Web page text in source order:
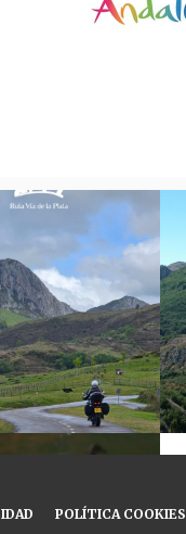
POLÍTICA COOKIES